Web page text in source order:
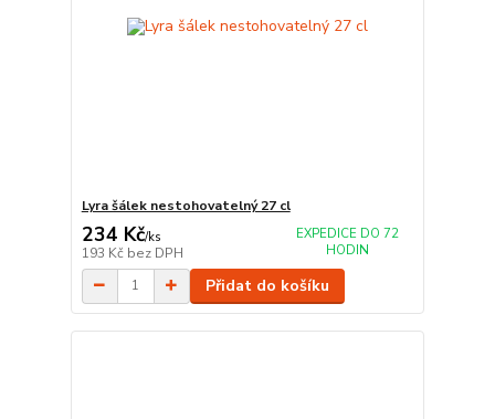
Lyra šálek nestohovatelný 27 cl
234 Kč/ks
193 Kč bez DPH
EXPEDICE DO 72
HODIN
Přidat do košíku